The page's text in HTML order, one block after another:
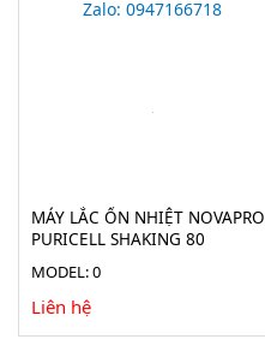
Zalo: 0947166718
MÁY LẮC ỔN NHIỆT NOVAPRO
PURICELL SHAKING 80
MODEL: 0
Liên hệ